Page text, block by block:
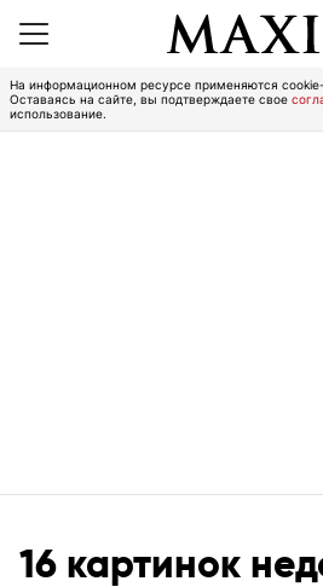
На информационном ресурсе применяются
Оставаясь на сайте, вы подтверждаете свое
использование.
16 картинок